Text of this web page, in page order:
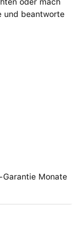
und beantworte
Monate